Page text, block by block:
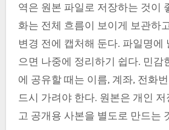
역은 원본 파일로 저장하는 것이
화는 전체 흐름이 보이게 보관하
변경 전에 캡처해 둔다. 파일명에
으면 나중에 정리하기 쉽다. 민감
에 공유할 때는 이름, 계좌, 전화
드시 가려야 한다. 원본은 개인
고 공개용 사본을 별도로 만드는